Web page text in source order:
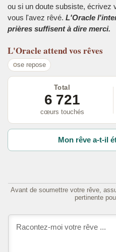
ou si un doute subsiste, écrivez
vous l'avez rêvé. L'Oracle
prières suffisent à dire merci.
L'Oracle attend vos rêves
se repose
Total
6 721
cœurs touchés
Mon rêve a-t-il
Avant de soumettre votre rêve,
pertinente